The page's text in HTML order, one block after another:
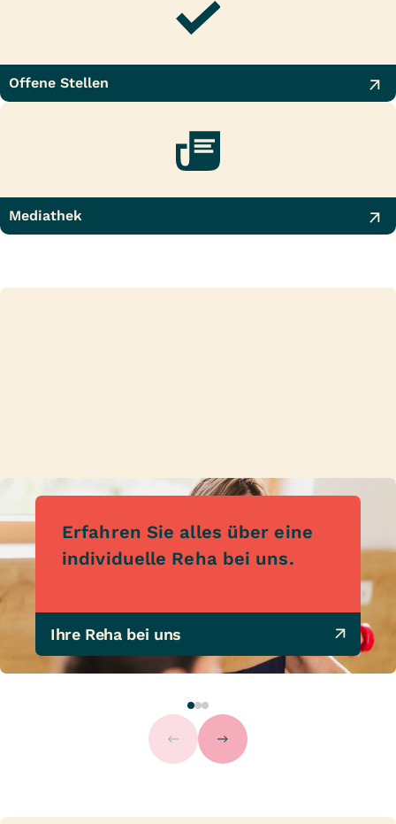
Offene Stellen
Mediathek
Erfahren Sie alles über eine
individuelle Reha bei uns.